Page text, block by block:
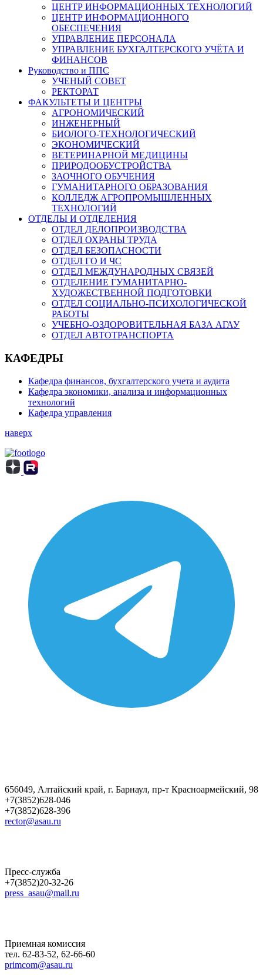
ЦЕНТР ИНФОРМАЦИОННЫХ ТЕХНОЛОГИЙ
ЦЕНТР ИНФОРМАЦИОННОГО
ОБЕСПЕЧЕНИЯ
УПРАВЛЕНИЕ ПЕРСОНАЛА
УПРАВЛЕНИЕ БУХГАЛТЕРСКОГО УЧЁТА И
ФИНАНСОВ
Руководство и ППС
УЧЕНЫЙ СОВЕТ
РЕКТОРАТ
ФАКУЛЬТЕТЫ И ЦЕНТРЫ
АГРОНОМИЧЕСКИЙ
ИНЖЕНЕРНЫЙ
БИОЛОГО-ТЕХНОЛОГИЧЕСКИЙ
ЭКОНОМИЧЕСКИЙ
ВЕТЕРИНАРНОЙ МЕДИЦИНЫ
ПРИРОДООБУСТРОЙСТВА
ЗАОЧНОГО ОБУЧЕНИЯ
ГУМАНИТАРНОГО ОБРАЗОВАНИЯ
КОЛЛЕДЖ АГРОПРОМЫШЛЕННЫХ
ТЕХНОЛОГИЙ
ОТДЕЛЫ И ОТДЕЛЕНИЯ
ОТДЕЛ ДЕЛОПРОИЗВОДСТВА
ОТДЕЛ ОХРАНЫ ТРУДА
ОТДЕЛ БЕЗОПАСНОСТИ
ОТДЕЛ ГО И ЧС
ОТДЕЛ МЕЖДУНАРОДНЫХ СВЯЗЕЙ
ОТДЕЛЕНИЕ ГУМАНИТАРНО-
ХУДОЖЕСТВЕННОЙ ПОДГОТОВКИ
ОТДЕЛ СОЦИАЛЬНО-ПСИХОЛОГИЧЕСКОЙ
РАБОТЫ
УЧЕБНО-ОЗДОРОВИТЕЛЬНАЯ БАЗА АГАУ
ОТДЕЛ АВТОТРАНСПОРТА
КАФЕДРЫ
Кафедра финансов, бухгалтерского учета и аудита
Кафедра экономики, анализа и информационных
технологий
Кафедра управления
наверх
656049, Алтайский край, г. Барнаул, пр-т Красноармейский, 98
+7(3852)628-046
+7(3852)628-396
rector@asau.ru
Пресс-служба
+7(3852)20-32-26
press_asau@mail.ru
Приемная комиссия
тел. 62-83-52, 62-66-60
primcom@asau.ru